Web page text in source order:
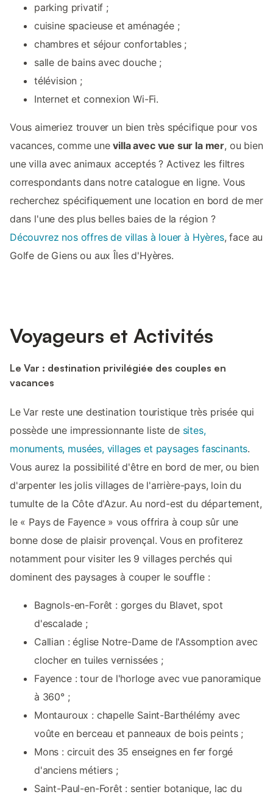
parking privatif ;
cuisine spacieuse et aménagée ;
chambres et séjour confortables ;
salle de bains avec douche ;
télévision ;
Internet et connexion Wi-Fi.
Vous aimeriez trouver un bien très spécifique pour vos
vacances, comme unevilla avec vue sur la mer, ou bien
une villa avec animaux acceptés ? Activez les filtres
correspondants dans notre catalogue en ligne. Vous
recherchez spécifiquement une location en bord de mer
dans l'une des plus belles baies de la région ?
Découvrez nos offres de villas à louer à Hyères, face au
Golfe de Giens ou aux Îles d'Hyères.
Voyageurs et Activités
Le Var : destination privilégiée des couples en
vacances
Le Var reste une destination touristique très prisée qui
possède une impressionnante liste de sites,
monuments, musées, villages et paysages fascinants.
Vous aurez la possibilité d'être en bord de mer, ou bien
d'arpenter les jolis villages de l'arrière-pays, loin du
tumulte de la Côte d'Azur. Au nord-est du département,
le « Pays de Fayence » vous offrira à coup sûr une
bonne dose de plaisir provençal. Vous en profiterez
notamment pour visiter les 9 villages perchés qui
dominent des paysages à couper le souffle :
Bagnols-en-Forêt : gorges du Blavet, spot
d'escalade ;
Callian : église Notre-Dame de l'Assomption avec
clocher en tuiles vernissées ;
Fayence : tour de l'horloge avec vue panoramique
à 360° ;
Montauroux : chapelle Saint-Barthélémy avec
voûte en berceau et panneaux de bois peints ;
Mons : circuit des 35 enseignes en fer forgé
d'anciens métiers ;
Saint-Paul-en-Forêt : sentier botanique, lac du